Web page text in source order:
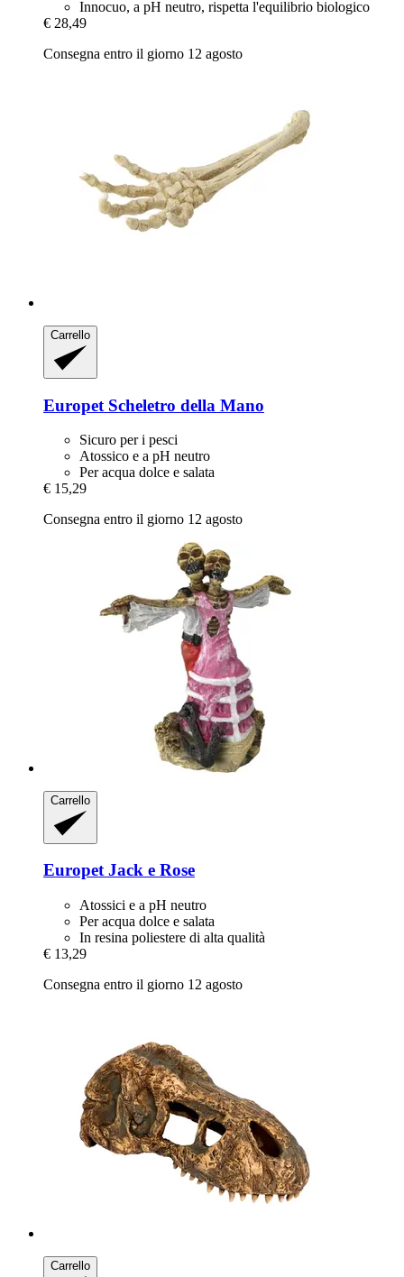
Innocuo, a pH neutro, rispetta l'equilibrio biologico
€ 28,49
Consegna entro il giorno 12 agosto
Carrello
Europet Scheletro della Mano
Sicuro per i pesci
Atossico e a pH neutro
Per acqua dolce e salata
€ 15,29
Consegna entro il giorno 12 agosto
Carrello
EuropetJack e Rose
Atossici e a pH neutro
Per acqua dolce e salata
In resina poliestere di alta qualità
€ 13,29
Consegna entro il giorno 12 agosto
Carrello